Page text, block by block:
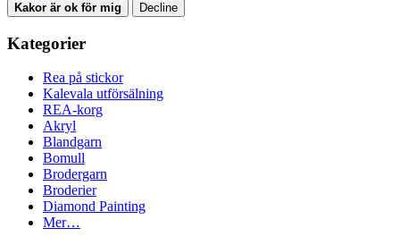
Kakor är ok för mig Decline
Kategorier
Rea på stickor
Kalevala utförsälning
REA-korg
Akryl
Blandgarn
Bomull
Brodergarn
Broderier
Diamond Painting
Mer…